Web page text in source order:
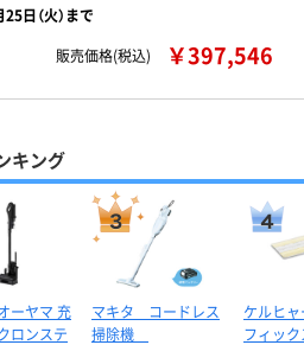
日（火）まで
販売価格(税込)
￥397,546
キング
ーヤマ 充
ロンステ
マキタ コードレス
掃除機
ケルヒ
フィッ